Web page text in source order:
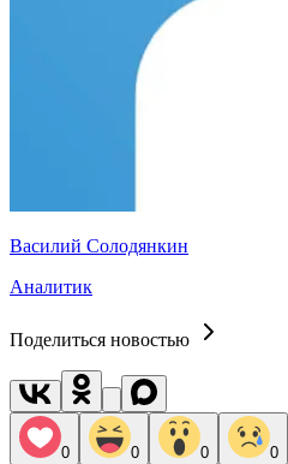
Василий Солодянкин
Аналитик
Поделиться новостью
0 0 0 0